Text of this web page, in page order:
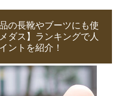
の長靴やブーツにも使
ダス】ランキングで人
ントを紹介！